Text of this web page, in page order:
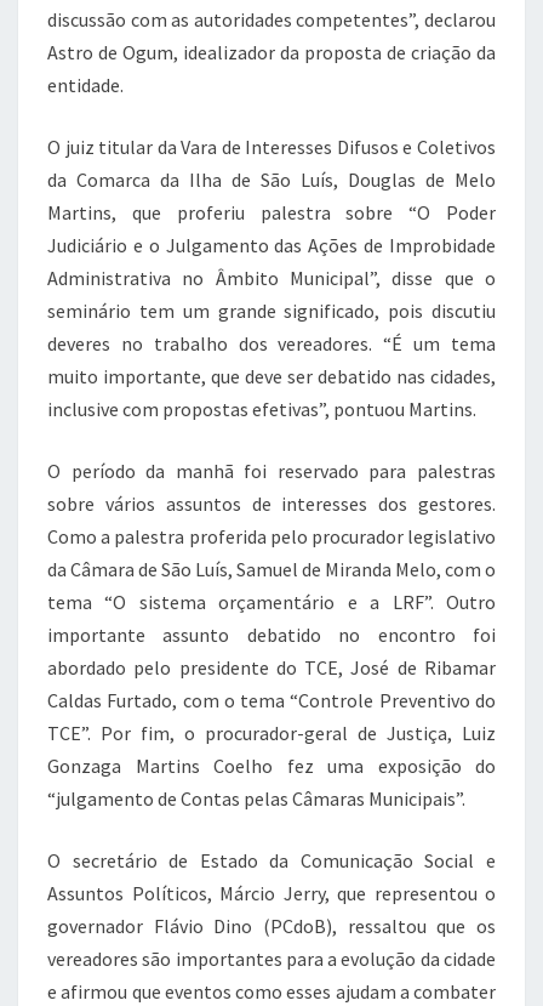
discussão com as autoridades competentes”, declarou
Astro de Ogum, idealizador da proposta de criação da
entidade.
O juiz titular da Vara de Interesses Difusos e Coletivos
da Comarca da Ilha de São Luís, Douglas de Melo
Martins, que proferiu palestra sobre “O Poder
Judiciário e o Julgamento das Ações de Improbidade
Administrativa no Âmbito Municipal”, disse que o
seminário tem um grande significado, pois discutiu
deveres no trabalho dos vereadores. “É um tema
muito importante, que deve ser debatido nas cidades,
inclusive com propostas efetivas”, pontuou Martins.
O período da manhã foi reservado para palestras
sobre vários assuntos de interesses dos gestores.
Como a palestra proferida pelo procurador legislativo
da Câmara de São Luís, Samuel de Miranda Melo, com o
tema “O sistema orçamentário e a LRF”. Outro
importante assunto debatido no encontro foi
abordado pelo presidente do TCE, José de Ribamar
Caldas Furtado, com o tema “Controle Preventivo do
TCE”. Por fim, o procurador-geral de Justiça, Luiz
Gonzaga Martins Coelho fez uma exposição do
“julgamento de Contas pelas Câmaras Municipais”.
O secretário de Estado da Comunicação Social e
Assuntos Políticos, Márcio Jerry, que representou o
governador Flávio Dino (PCdoB), ressaltou que os
vereadores são importantes para a evolução da cidade
e afirmou que eventos como esses ajudam a combater